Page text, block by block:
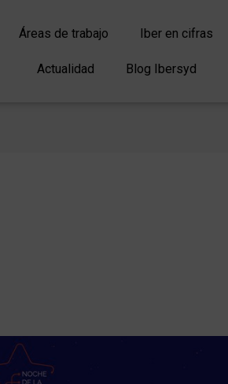
Áreas de trabajo Iber en cifras
Actualidad Blog Ibersyd